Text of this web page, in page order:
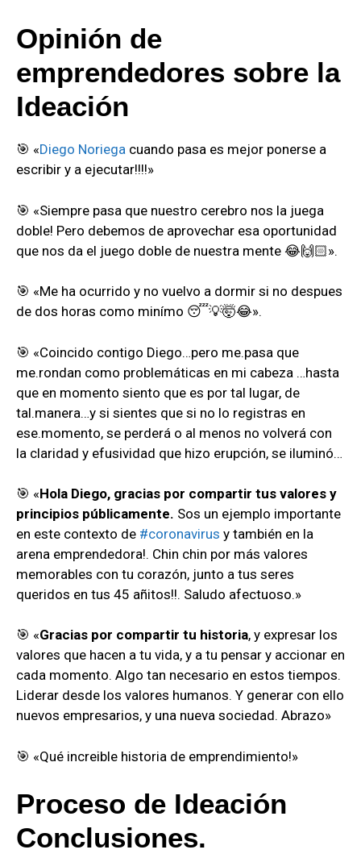
Opinión de
emprendedores sobre la
Ideación
🎯 «Diego Noriega cuando pasa es mejor ponerse a
escribir y a ejecutar!!!!»
🎯 «Siempre pasa que nuestro cerebro nos la juega
doble! Pero debemos de aprovechar esa oportunidad
que nos da el juego doble de nuestra mente 😂🙌🏻».
🎯 «Me ha ocurrido y no vuelvo a dormir si no despues
de dos horas como minímo 😴💡🤯😂».
🎯 «Coincido contigo Diego…pero me.pasa que
me.rondan como problemáticas en mi cabeza …hasta
que en momento siento que es por tal lugar, de
tal.manera…y si sientes que si no lo registras en
ese.momento, se perderá o al menos no volverá con
la claridad y efusividad que hizo erupción, se iluminó…
🎯 «Hola Diego, gracias por compartir tus valores y
principios públicamente. Sos un ejemplo importante
en este contexto de #coronavirus y también en la
arena emprendedora!. Chin chin por más valores
memorables con tu corazón, junto a tus seres
queridos en tus 45 añitos!!. Saludo afectuoso.»
🎯 «Gracias por compartir tu historia, y expresar los
valores que hacen a tu vida, y a tu pensar y accionar en
cada momento. Algo tan necesario en estos tiempos.
Liderar desde los valores humanos. Y generar con ello
nuevos empresarios, y una nueva sociedad. Abrazo»
🎯 «Qué increible historia de emprendimiento!»
Proceso de Ideación
Conclusiones.